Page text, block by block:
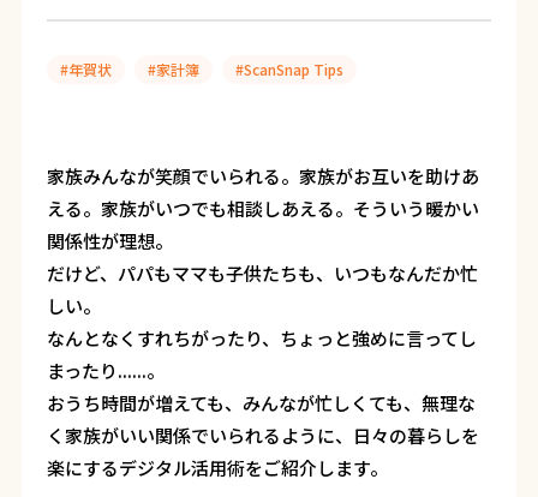
#年賀状 #家計簿 #ScanSnap Tips
家族みんなが笑顔でいられる。家族がお互いを助けあ
える。家族がいつでも相談しあえる。そういう暖かい
関係性が理想。
だけど、パパもママも子供たちも、いつもなんだか忙
しい。
なんとなくすれちがったり、ちょっと強めに言ってし
まったり......。
おうち時間が増えても、みんなが忙しくても、無理な
く家族がいい関係でいられるように、日々の暮らしを
楽にするデジタル活用術をご紹介します。